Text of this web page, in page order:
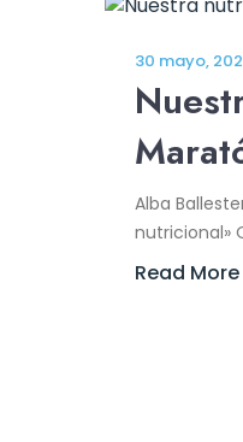
30 mayo,
Alba
nutricional»
Read More